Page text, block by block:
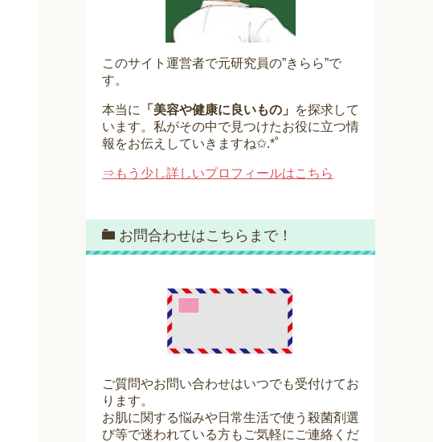
このサイト運営者で元研究員の”きらら”で
す。
本当に 「美容や健康に良いもの」 を探求して
います。私がその中で見つけたお役に立つ情
報をお伝えしていきますね✩.*˚
⇒もう少し詳しいプロフィールはこちら
お問合わせはこちらまで！
ご質問やお問い合わせはいつでも受付けてお
ります。
お肌に関する悩みや日常生活で使う殺菌剤選
び等で迷われている方もご気軽にご連絡くだ